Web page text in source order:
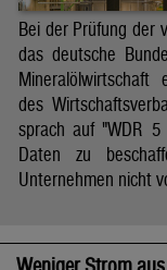
Bei der Prüfung der
das deutsche
Mineralölwirtschaft
des
sprach auf "WDR 5
Daten zu
Unternehmen nicht